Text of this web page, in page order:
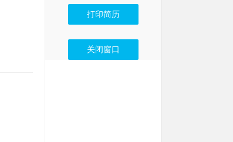
打印简历
关闭窗口